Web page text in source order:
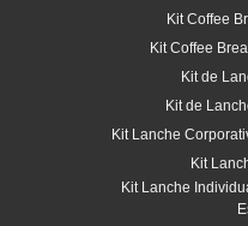
Kit Coffee
Kit Coffee
Kit de
Kit de
Kit Lanche
Kit
Kit Lanche